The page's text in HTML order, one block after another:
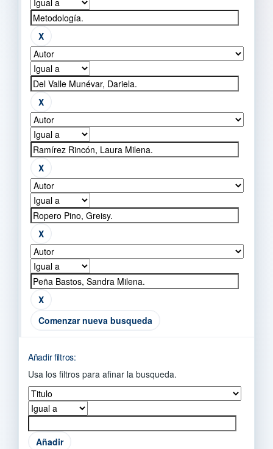
Comenzar nueva busqueda
Añadir filtros:
Usa los filtros para afinar la busqueda.